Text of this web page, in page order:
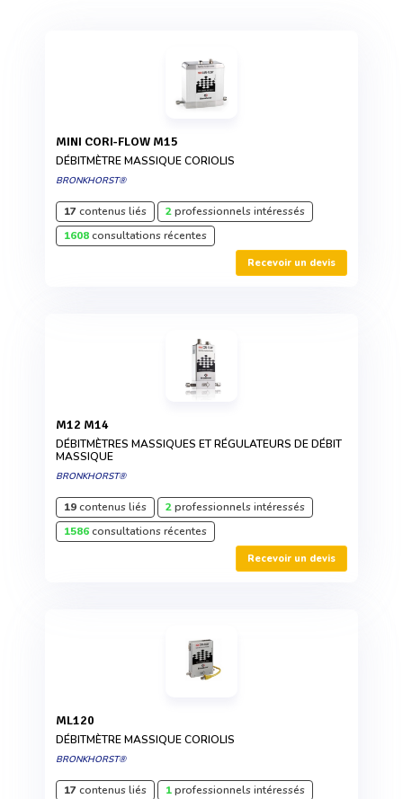
MINI CORI-FLOW M15
DÉBITMÈTRE MASSIQUE CORIOLIS
BRONKHORST®
17contenus liés 2professionnels intéressés
1608consultations récentes
Recevoir un devis
M12 M14
DÉBITMÈTRES MASSIQUES ET RÉGULATEURS DE DÉBIT
MASSIQUE
BRONKHORST®
19contenus liés 2professionnels intéressés
1586consultations récentes
Recevoir un devis
ML120
DÉBITMÈTRE MASSIQUE CORIOLIS
BRONKHORST®
17contenus liés 1professionnels intéressés